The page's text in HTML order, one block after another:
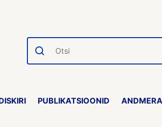
Otsi
PUBLIKATSIOONID